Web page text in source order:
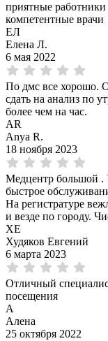
приятные работники
компетентные врачи
ЕЛ
Елена Л.
6 мая 2022
По дмс все хорошо.
сдать на анализ по
более чем на час.
AR
Anya R.
18 ноября 2023
Медцентр большой .
быстрое
На регистратуре
и везде по городу.
ХЕ
Худяков Евгений
6 марта 2023
Отличный
посещения
А
Алена
25 октября 2022